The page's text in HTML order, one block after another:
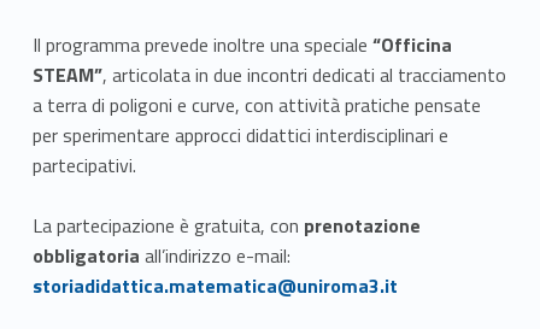
Il programma prevede inoltre una speciale “Officina
STEAM”, articolata in due incontri dedicati al tracciamento
a terra di poligoni e curve, con attività pratiche pensate
per sperimentare approcci didattici interdisciplinari e
partecipativi.
La partecipazione è gratuita, con prenotazione
obbligatoria all’indirizzo e-mail:
storiadidattica.matematica@uniroma3.it